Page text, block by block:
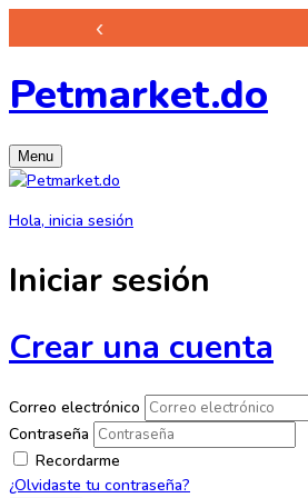
‹
Petmarket.do
Menu
Hola, inicia sesión
Iniciar sesión
Crear una cuenta
Correo electrónico
Contraseña
Recordarme
¿Olvidaste tu contraseña?